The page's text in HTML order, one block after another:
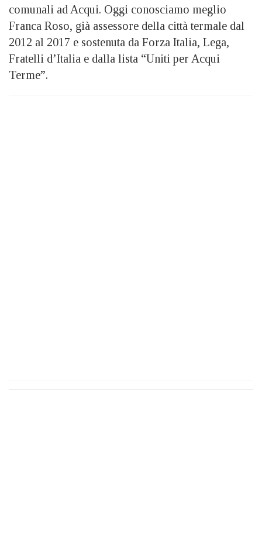
comunali ad Acqui. Oggi conosciamo meglio
Franca Roso, già assessore della città termale dal
2012 al 2017 e sostenuta da Forza Italia, Lega,
Fratelli d’Italia e dalla lista “Uniti per Acqui
Terme”.